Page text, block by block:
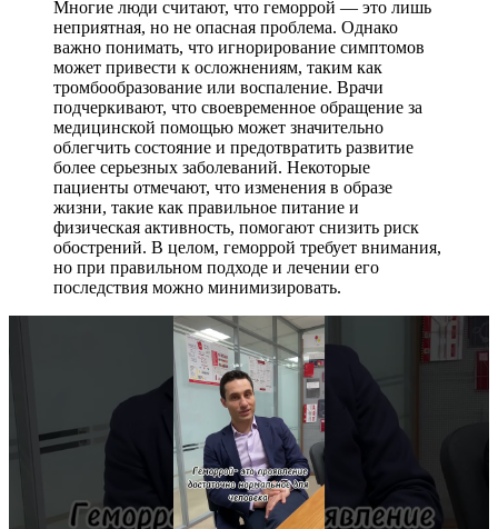
Многие люди считают, что геморрой — это лишь
неприятная, но не опасная проблема. Однако
важно понимать, что игнорирование симптомов
может привести к осложнениям, таким как
тромбообразование или воспаление. Врачи
подчеркивают, что своевременное обращение за
медицинской помощью может значительно
облегчить состояние и предотвратить развитие
более серьезных заболеваний. Некоторые
пациенты отмечают, что изменения в образе
жизни, такие как правильное питание и
физическая активность, помогают снизить риск
обострений. В целом, геморрой требует внимания,
но при правильном подходе и лечении его
последствия можно минимизировать.